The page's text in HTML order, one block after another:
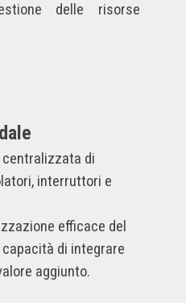
delle risorse
di
interruttori e
efficace del
di integrare
aggiunto.